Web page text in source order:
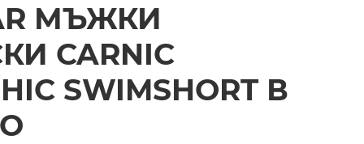
МЪЖКИ
CARNIC
SWIMSHORT В